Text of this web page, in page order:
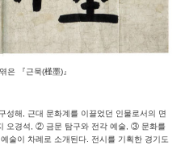
은 『근묵(槿墨)』
성해, 근대 문화계를 이끌었던 인물로서의 면
오경석, ② 금문 탐구와 전각 예술, ③ 문화를
술이 차례로 소개된다. 전시를 기획한 경기도